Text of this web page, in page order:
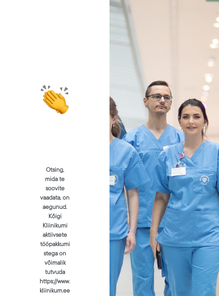
Otsing,
mida te
soovite
vaadata, on
aegunud.
Kõigi
Kliinikumi
aktiivsete
tööpakkumi
stega on
võimalik
tutvuda
https://www.
kliinikum.ee